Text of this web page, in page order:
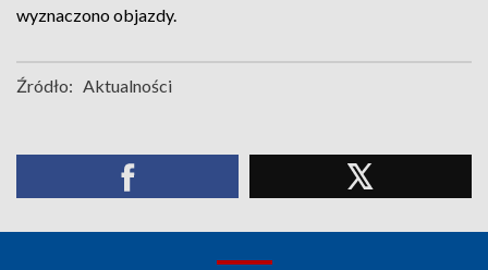
wyznaczono objazdy.
Źródło: Aktualności